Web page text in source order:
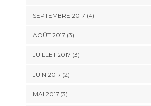
SEPTEMBRE 2017 (4)
AOÛT 2017 (3)
JUILLET 2017 (3)
JUIN 2017 (2)
MAI 2017 (3)